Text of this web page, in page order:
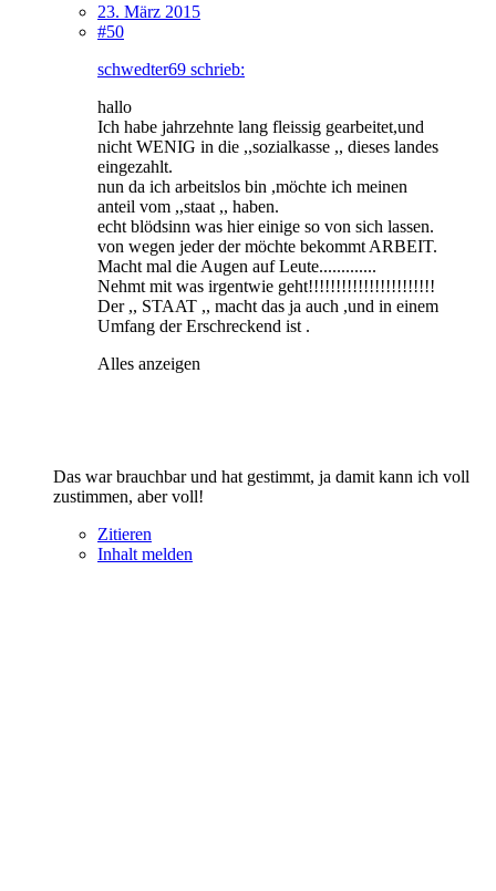
23. März 2015
#50
schwedter69 schrieb:
hallo
Ich habe jahrzehnte lang fleissig gearbeitet,und
nicht WENIG in die ,,sozialkasse ,, dieses landes
eingezahlt.
nun da ich arbeitslos bin ,möchte ich meinen
anteil vom ,,staat ,, haben.
echt blödsinn was hier einige so von sich lassen.
von wegen jeder der möchte bekommt ARBEIT.
Macht mal die Augen auf Leute.............
Nehmt mit was irgentwie geht!!!!!!!!!!!!!!!!!!!!!!!
Der ,, STAAT ,, macht das ja auch ,und in einem
Umfang der Erschreckend ist .
Alles anzeigen
Das war brauchbar und hat gestimmt, ja damit kann ich voll
zustimmen, aber voll!
Zitieren
Inhalt melden